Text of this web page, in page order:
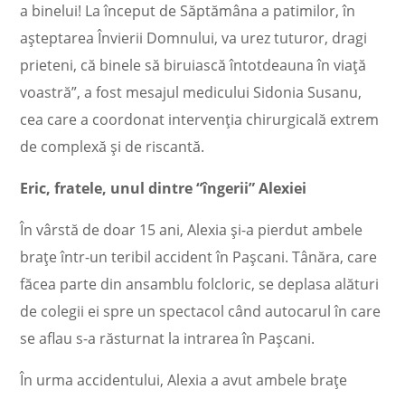
a binelui! La început de Săptămâna a patimilor, în
așteptarea Învierii Domnului, va urez tuturor, dragi
prieteni, că binele să biruiască întotdeauna în viață
voastră”, a fost mesajul medicului Sidonia Susanu,
cea care a coordonat intervenţia chirurgicală extrem
de complexă şi de riscantă.
Eric, fratele, unul dintre “îngerii” Alexiei
În vârstă de doar 15 ani, Alexia şi-a pierdut ambele
braţe într-un teribil accident în Paşcani. Tânăra, care
făcea parte din ansamblu folcloric, se deplasa alături
de colegii ei spre un spectacol când autocarul în care
se aflau s-a răsturnat la intrarea în Paşcani.
În urma accidentului, Alexia a avut ambele braţe